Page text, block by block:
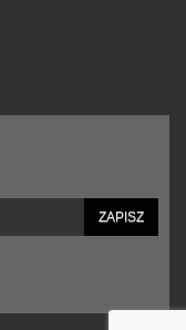
ZAPISZ